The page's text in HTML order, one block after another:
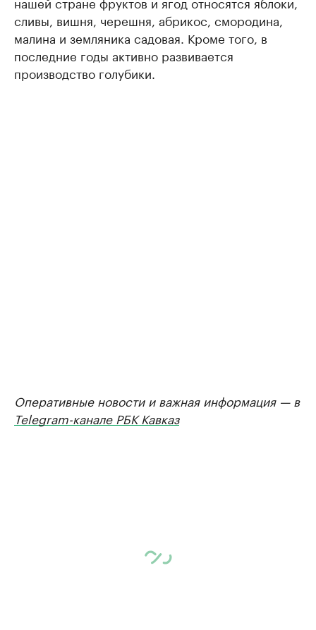
сливы, вишня, черешня, абрикос, смородина,
малина и земляника садовая. Кроме того, в
последние годы активно развивается
производство голубики.
Оперативные новости и важная информация — в
Telegram-канале РБК Кавказ